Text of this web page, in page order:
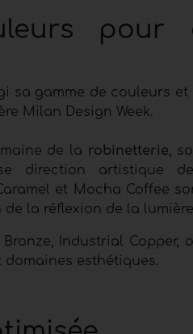
pour
sa gamme de couleurs et
Milan Design Week.
de la robinetterie,
direction artistique
et Mocha Coffee
la réflexion de la
Industrial
esthétiques.